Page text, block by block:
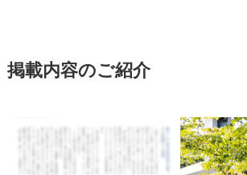
掲載内容のご紹介